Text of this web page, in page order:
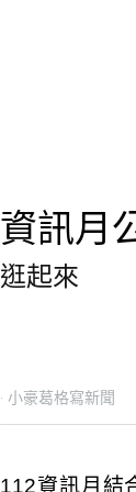
資訊月
逛起來
2023年11月9日·
112資訊月結